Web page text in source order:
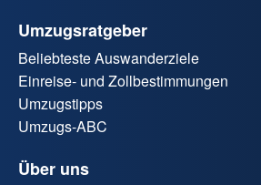
Umzugsratgeber
Beliebteste Auswanderziele
Einreise- und Zollbestimmungen
Umzugstipps
Umzugs-ABC
Über uns